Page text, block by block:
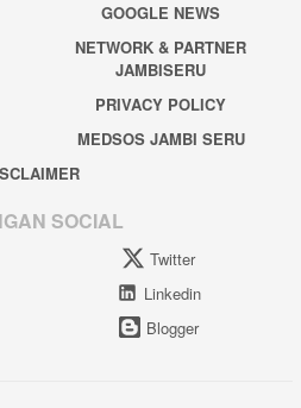
GOOGLE NEWS
NETWORK & PARTNER
JAMBISERU
PRIVACY POLICY
MEDSOS JAMBI SERU
SOCIAL
Twitter
Linkedin
Blogger